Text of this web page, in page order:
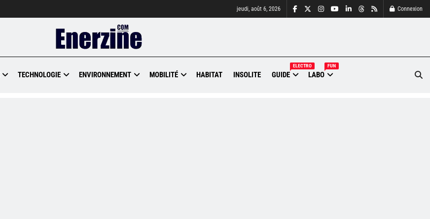
jeudi, août 6, 2026 Connexion
TECHNOLOGIE ENVIRONNEMENT MOBILITÉ HABITAT INSOLITE GUIDE
ELECTRO
LABO
FUN